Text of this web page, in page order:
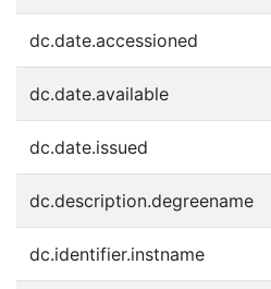
dc.date.accessioned
dc.date.available
dc.date.issued
dc.description.degreename
dc.identifier.instname